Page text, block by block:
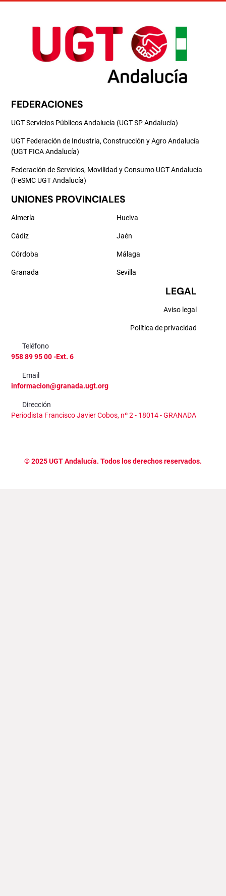
FEDERACIONES
UGT Servicios Públicos Andalucía (UGT SP Andalucía)
UGT Federación de Industria, Construcción y Agro Andalucía
(UGT FICA Andalucía)
Federación de Servicios, Movilidad y Consumo UGT Andalucía
(FeSMC UGT Andalucía)
UNIONES PROVINCIALES
Almería
Cádiz
Córdoba
Granada
Huelva
Jaén
Málaga
Sevilla
LEGAL
Aviso legal
Política de privacidad
Teléfono
958 89 95 00 -Ext. 6
Email
informacion@granada.ugt.org
Dirección
Periodista Francisco Javier Cobos, nº 2 - 18014 - GRANADA
©2025UGT Andalucía. Todos los derechos reservados.